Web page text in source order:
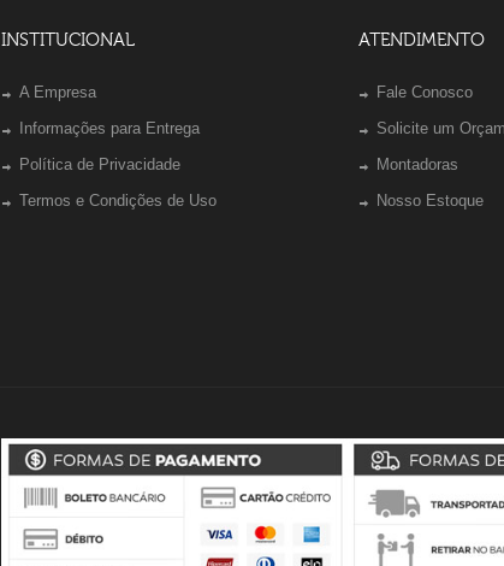
INSTITUCIONAL
A Empresa
Informações para Entrega
Política de Privacidade
Termos e Condições de Uso
ATENDIMENTO
Fale Conosco
Solicite um
Montadoras
Nosso Estoque